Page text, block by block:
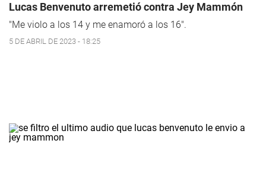
Lucas Benvenuto arremetió contra Jey Mammón
"Me violo a los 14 y me enamoró a los 16".
5 DE ABRIL DE 2023 - 18:25